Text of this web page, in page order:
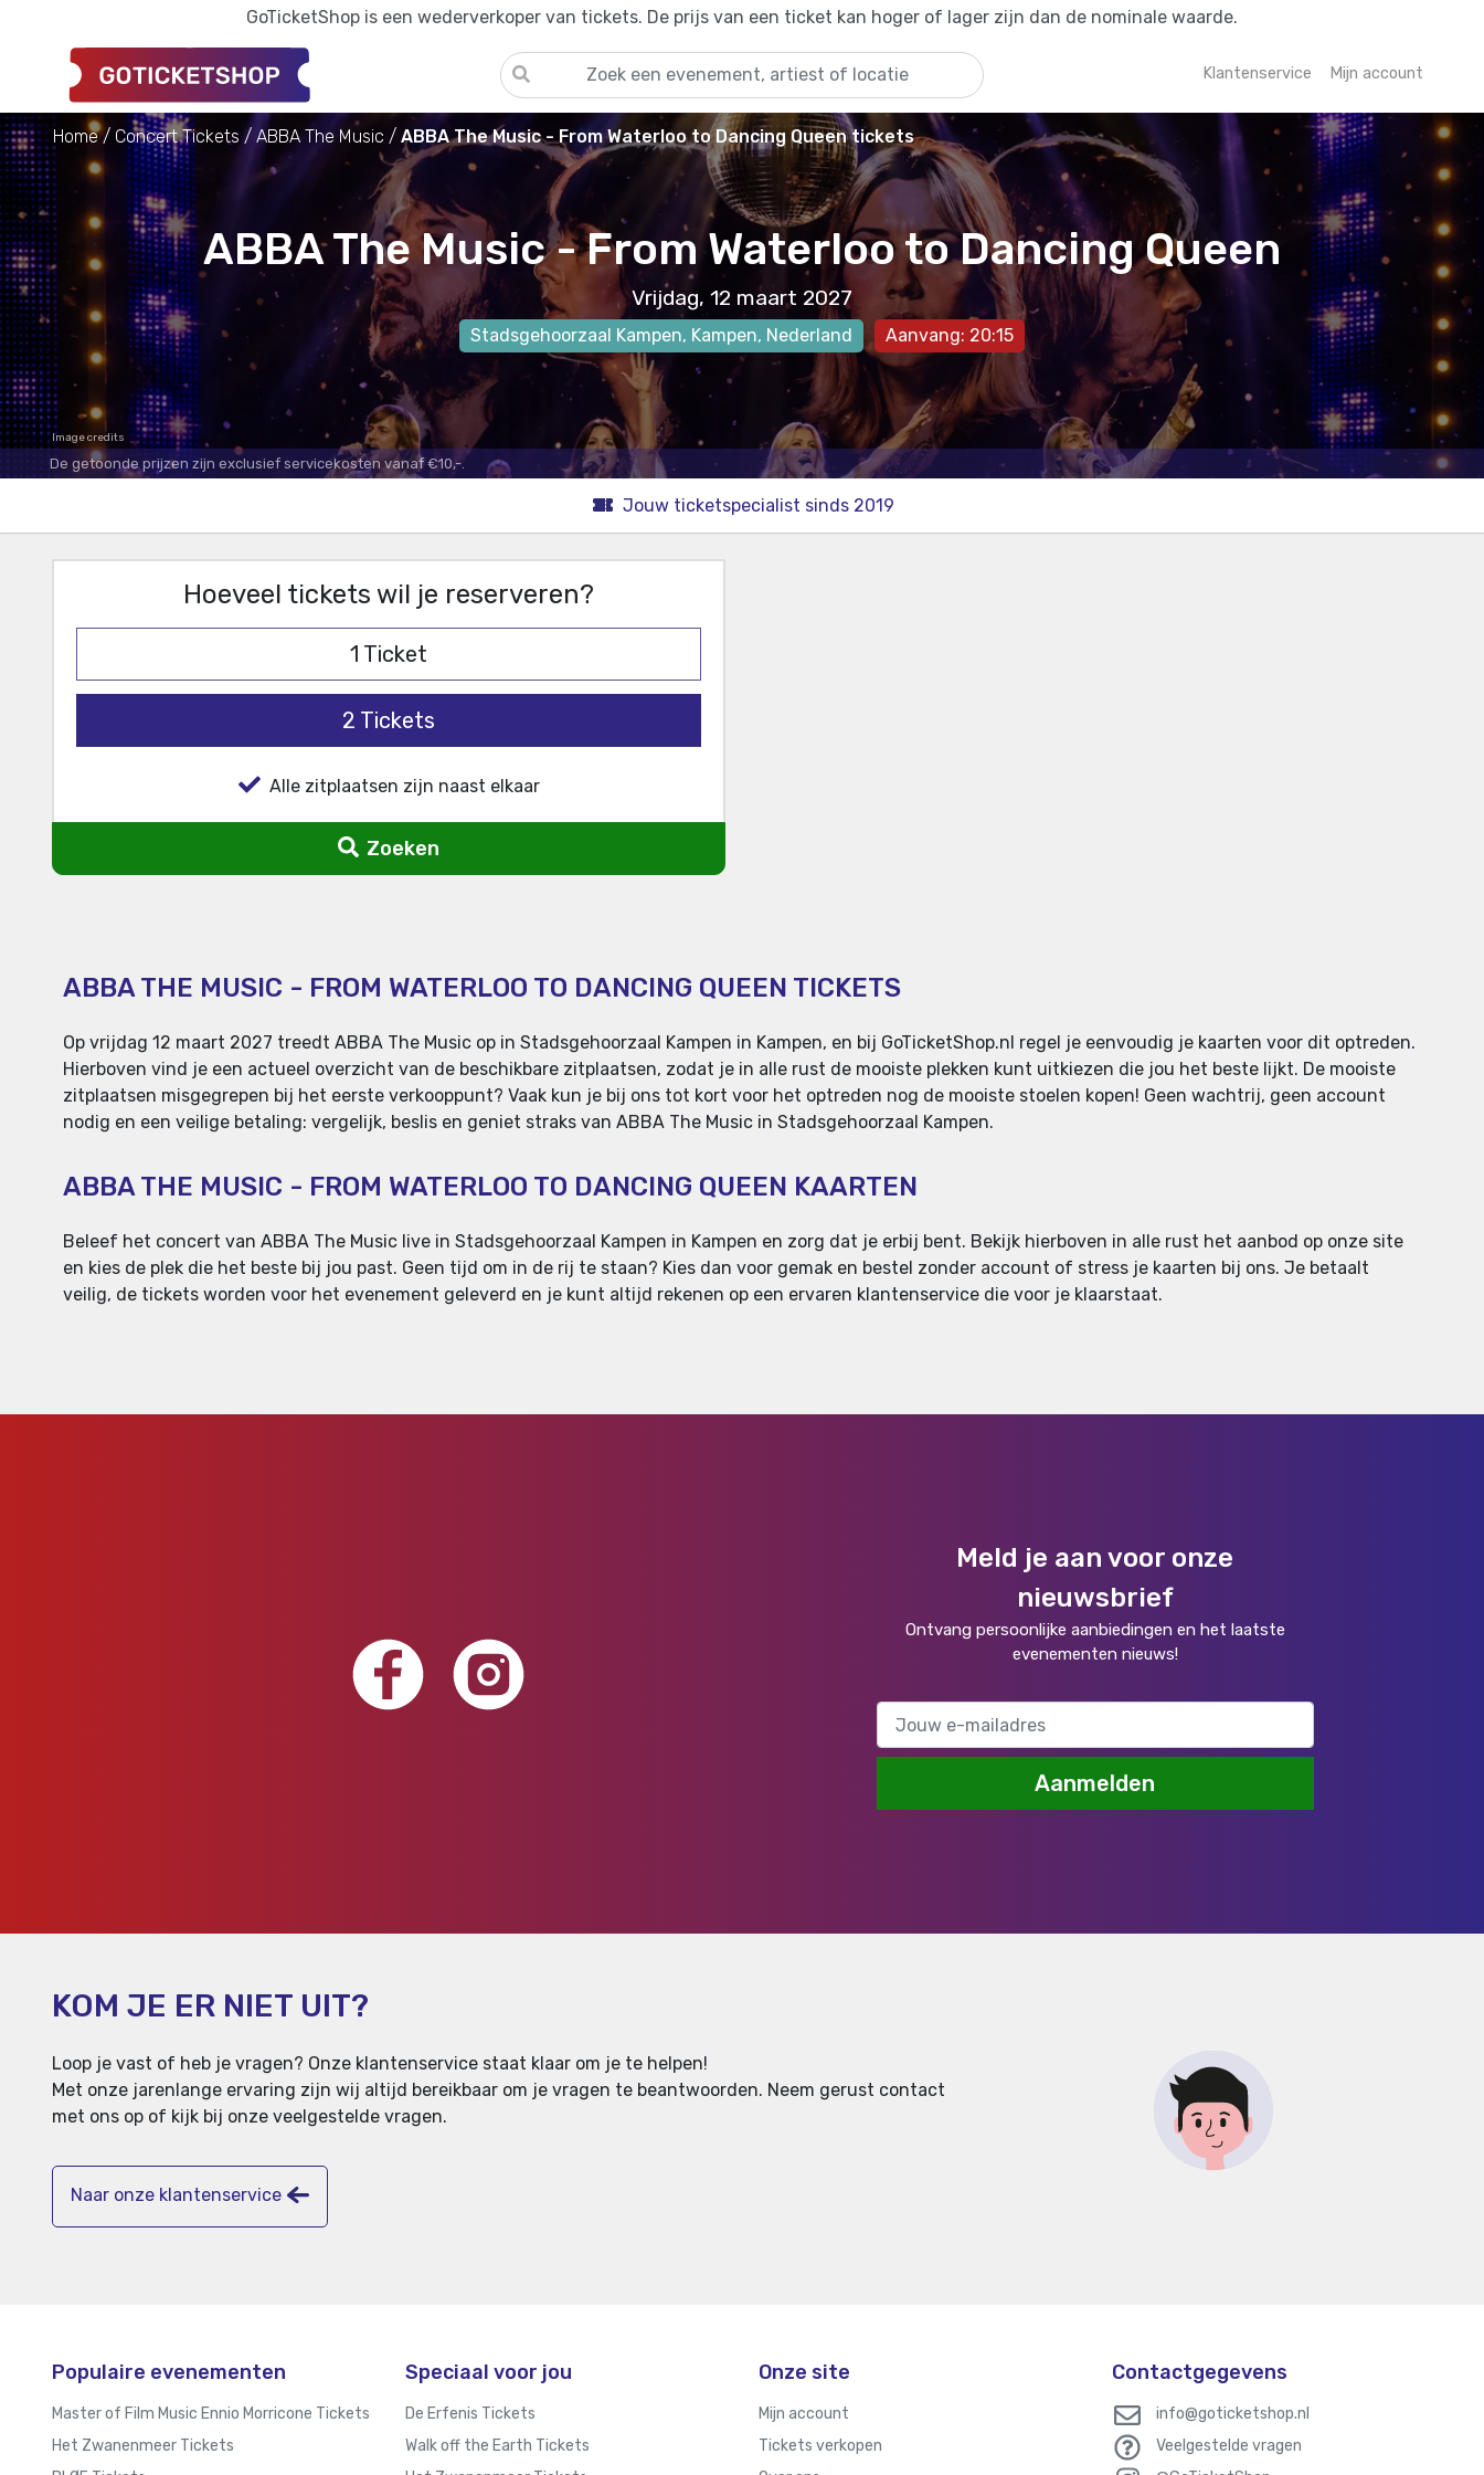
GoTicketShop is een wederverkoper van tickets. De prijs van een ticket kan hoger of lager zijn dan de nominale waarde.
Klantenservice Mijn account
Home Concert Tickets ABBA The Music ABBA The Music - From Waterloo to Dancing Queen tickets
ABBA The Music - From Waterloo to Dancing Queen
Vrijdag, 12 maart 2027
Stadsgehoorzaal Kampen, Kampen, Nederland Aanvang: 20:15
Image credits
De getoonde prijzen zijn exclusief servicekosten vanaf €10,-.
Jouw ticketspecialist sinds 2019
Hoeveel tickets wil je reserveren?
1 Ticket
2 Tickets
Alle zitplaatsen zijn naast elkaar
Zoeken
ABBA THE MUSIC - FROM WATERLOO TO DANCING QUEEN TICKETS
Op vrijdag 12 maart 2027 treedt ABBA The Music op in Stadsgehoorzaal Kampen in Kampen, en bij GoTicketShop.nl regel je eenvoudig je kaarten voor dit optreden.
Hierboven vind je een actueel overzicht van de beschikbare zitplaatsen, zodat je in alle rust de mooiste plekken kunt uitkiezen die jou het beste lijkt. De mooiste
zitplaatsen misgegrepen bij het eerste verkooppunt? Vaak kun je bij ons tot kort voor het optreden nog de mooiste stoelen kopen! Geen wachtrij, geen account
nodig en een veilige betaling: vergelijk, beslis en geniet straks van ABBA The Music in Stadsgehoorzaal Kampen.
ABBA THE MUSIC - FROM WATERLOO TO DANCING QUEEN KAARTEN
Beleef het concert van ABBA The Music live in Stadsgehoorzaal Kampen in Kampen en zorg dat je erbij bent. Bekijk hierboven in alle rust het aanbod op onze site
en kies de plek die het beste bij jou past. Geen tijd om in de rij te staan? Kies dan voor gemak en bestel zonder account of stress je kaarten bij ons. Je betaalt
veilig, de tickets worden voor het evenement geleverd en je kunt altijd rekenen op een ervaren klantenservice die voor je klaarstaat.
Meld je aan voor onze
nieuwsbrief
Ontvang persoonlijke aanbiedingen en het laatste
evenementen nieuws!
Aanmelden
KOM JE ER NIET UIT?
Loop je vast of heb je vragen? Onze klantenservice staat klaar om je te helpen!
Met onze jarenlange ervaring zijn wij altijd bereikbaar om je vragen te beantwoorden. Neem gerust contact
met ons op of kijk bij onze veelgestelde vragen.
Naar onze klantenservice
Populaire evenementen
Master of Film Music Ennio Morricone Tickets
Het Zwanenmeer Tickets
Speciaal voor jou
De Erfenis Tickets
Walk off the Earth Tickets
Onze site
Mijn account
Tickets verkopen
Contactgegevens
info@goticketshop.nl
Veelgestelde vragen